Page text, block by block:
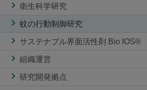
衛生科学研究
蚊の行動制御研究
サステナブル界面活性剤 Bio IOS®
組織運営
研究開発拠点